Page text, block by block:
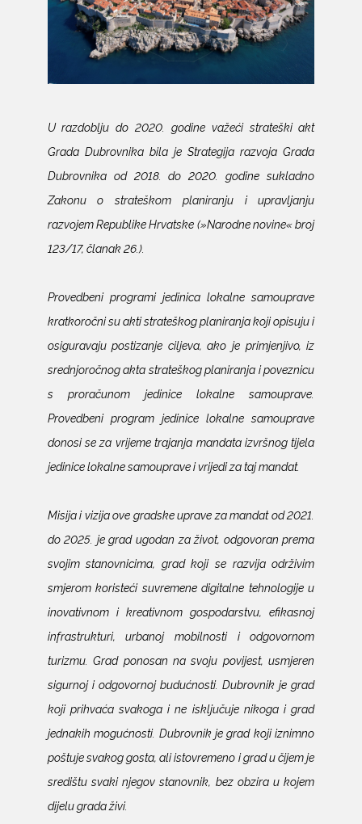
U razdoblju do 2020. godine važeći strateški akt
Grada Dubrovnika bila je Strategija razvoja Grada
Dubrovnika od 2018. do 2020. godine sukladno
Zakonu o strateškom planiranju i upravljanju
razvojem Republike Hrvatske (»Narodne novine« broj
123/17, članak 26.).
Provedbeni programi jedinica lokalne samouprave
kratkoročni su akti strateškog planiranja koji opisuju i
osiguravaju postizanje ciljeva, ako je primjenjivo, iz
srednjoročnog akta strateškog planiranja i poveznicu
s proračunom jedinice lokalne samouprave.
Provedbeni program jedinice lokalne samouprave
donosi se za vrijeme trajanja mandata izvršnog tijela
jedinice lokalne samouprave i vrijedi za taj mandat.
Misija i vizija ove gradske uprave za mandat od 2021.
do 2025. je grad ugodan za život, odgovoran prema
svojim stanovnicima, grad koji se razvija održivim
smjerom koristeći suvremene digitalne tehnologije u
inovativnom i kreativnom gospodarstvu, efikasnoj
infrastrukturi, urbanoj mobilnosti i odgovornom
turizmu. Grad ponosan na svoju povijest, usmjeren
sigurnoj i odgovornoj budućnosti. Dubrovnik je grad
koji prihvaća svakoga i ne isključuje nikoga i grad
jednakih mogućnosti. Dubrovnik je grad koji iznimno
poštuje svakog gosta, ali istovremeno i grad u čijem je
središtu svaki njegov stanovnik, bez obzira u kojem
dijelu grada živi.